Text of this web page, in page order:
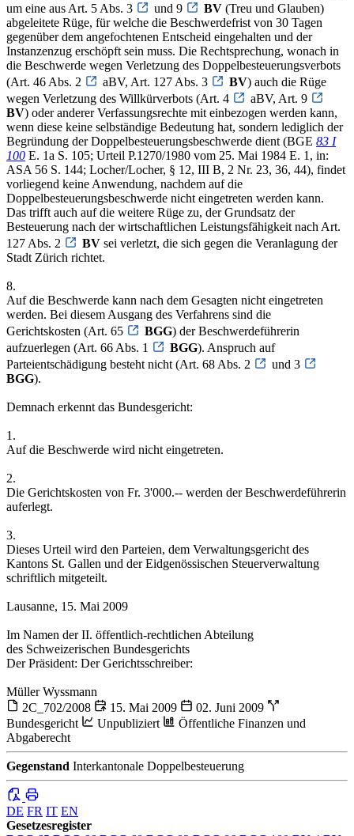
um eine aus Art. 5 Abs. 3
und 9 BV (Treu und Glauben)
abgeleitete Rüge, für welche die Beschwerdefrist von 30 Tagen
gegenüber dem angefochtenen Entscheid eingehalten und der
Instanzenzug erschöpft sein muss. Die Rechtsprechung, wonach in
die Beschwerde wegen Verletzung des Doppelbesteuerungsverbots
(Art. 46 Abs. 2
aBV, Art. 127 Abs. 3 BV) auch die Rüge
wegen Verletzung des Willkürverbots (Art. 4
aBV, Art. 9
BV) oder anderer Verfassungsrechte mit einbezogen werden kann,
wenn diese keine selbständige Bedeutung hat, sondern lediglich der
Begründung der Doppelbesteuerungsbeschwerde dient (BGE 83 I
100 E. 1a S. 105; Urteil P.1270/1980 vom 25. Mai 1984 E. 1, in:
ASA 56 S. 144; Locher/Locher, § 12, III B, 2 Nr. 23, 36, 44), findet
vorliegend keine Anwendung, nachdem auf die
Doppelbesteuerungsbeschwerde nicht eingetreten werden kann.
Das trifft auch auf die weitere Rüge zu, der Grundsatz der
Besteuerung nach der wirtschaftlichen Leistungsfähigkeit nach Art.
127 Abs. 2
BV sei verletzt, die sich gegen die Veranlagung der
Stadt Zürich richtet.
8.
Auf die Beschwerde kann nach dem Gesagten nicht eingetreten
werden. Bei diesem Ausgang des Verfahrens sind die
Gerichtskosten (Art. 65
BGG) der Beschwerdeführerin
aufzuerlegen (Art. 66 Abs. 1
BGG). Anspruch auf
Parteientschädigung besteht nicht (Art. 68 Abs. 2
und 3
BGG).
Demnach erkennt das Bundesgericht:
1.
Auf die Beschwerde wird nicht eingetreten.
2.
Die Gerichtskosten von Fr. 3'000.-- werden der Beschwerdeführerin
auferlegt.
3.
Dieses Urteil wird den Parteien, dem Verwaltungsgericht des
Kantons St. Gallen und der Eidgenössischen Steuerverwaltung
schriftlich mitgeteilt.
Lausanne, 15. Mai 2009
Im Namen der II. öffentlich-rechtlichen Abteilung
des Schweizerischen Bundesgerichts
Der Präsident: Der Gerichtsschreiber:
Müller Wyssmann
2C_702/2008
15. Mai 2009
02. Juni 2009
Bundesgericht
Unpubliziert
Öffentliche Finanzen und
Abgaberecht
Gegenstand Interkantonale Doppelbesteuerung
DE FR IT EN
Gesetzesregister